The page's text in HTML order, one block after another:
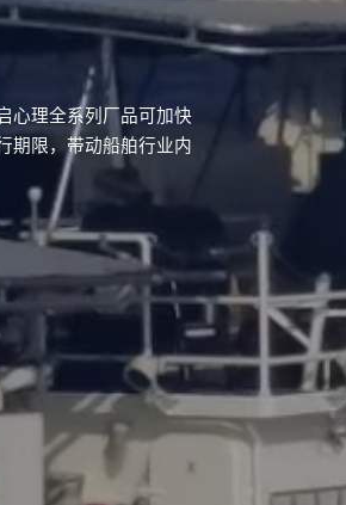
心理全系列厂品可加快
期限，带动船舶行业内